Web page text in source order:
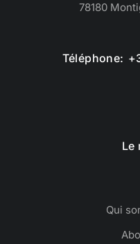
78180
Téléphone:
Le
Qui